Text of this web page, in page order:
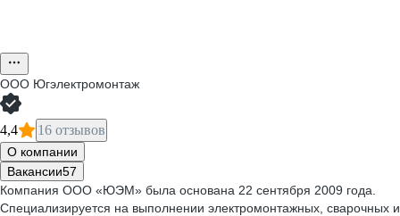
ООО Югэлектромонтаж
4,4 16 отзывов
О компании
Вакансии57
Компания ООО «ЮЭМ» была основана 22 сентября 2009 года.
Специализируется на выполнении электромонтажных, сварочных и